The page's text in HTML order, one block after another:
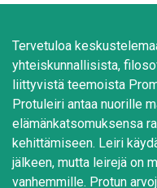
Tervetuloa
yhteiskunnallisista,
liittyvistä teemoista
Protuleiri antaa nuorille
elämänkatsomuksensa
kehittämiseen. Leiri
jälkeen, mutta leirejä on
vanhemmille. Protun